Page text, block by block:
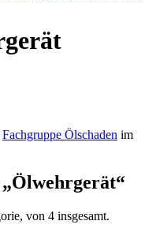
Fachgruppe Ölschaden im
von 4 insgesamt.